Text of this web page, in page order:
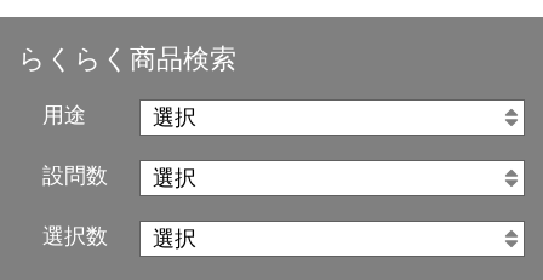
らくらく商品検索
用途
設問数
選択数